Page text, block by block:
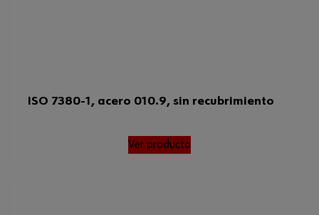
ISO 7380-1, acero 010.9, sin recubrimiento
Ver producto